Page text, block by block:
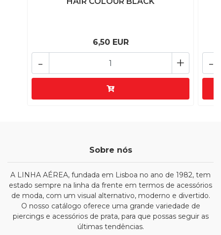
6,50 EUR
+
- -
Sobre nós
A LINHA AÉREA, fundada em Lisboa no ano de 1982, tem
estado sempre na linha da frente em termos de acessórios
de moda, com um visual alternativo, moderno e divertido.
O nosso catálogo oferece uma grande variedade de
piercings e acessórios de prata, para que possas seguir as
últimas tendências.